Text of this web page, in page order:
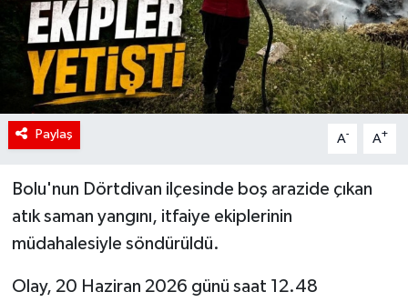
Paylaş A- A+
Bolu'nun Dörtdivan ilçesinde boş arazide çıkan
atık saman yangını, itfaiye ekiplerinin
müdahalesiyle söndürüldü.
Olay, 20 Haziran 2026 günü saat 12.48